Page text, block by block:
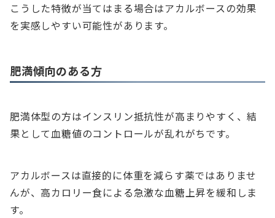
こうした特徴が当てはまる場合はアカルボースの効果
を実感しやすい可能性があります。
肥満傾向のある方
肥満体型の方はインスリン抵抗性が高まりやすく、結
果として血糖値のコントロールが乱れがちです。
アカルボースは直接的に体重を減らす薬ではありませ
んが、高カロリー食による急激な血糖上昇を緩和しま
す。